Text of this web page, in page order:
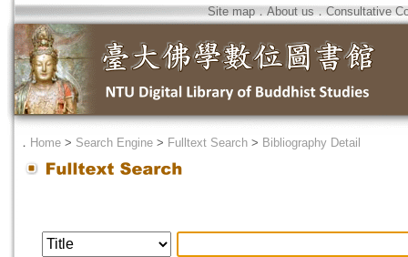
Site map．About us ． Consultative
． Home > Search Engine > Fulltext Search > Bibliography Detail